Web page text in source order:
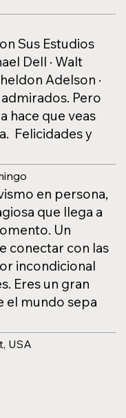
Sus Estudios
Dell · Walt
Adelson ·
Pero
hace que veas
Felicidades y
en persona,
que llega a
Un
conectar con las
incondicional
Eres un gran
el mundo sepa
USA